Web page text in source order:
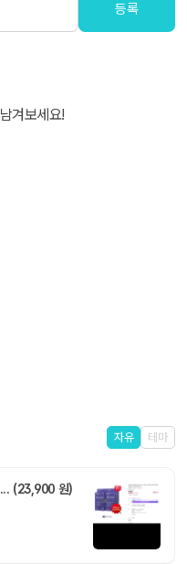
등록
겨보세요!
자유 테마
... (23,900 원)